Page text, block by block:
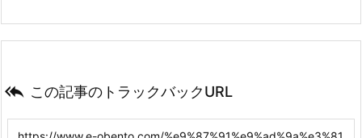
 この記事のトラックバックURL